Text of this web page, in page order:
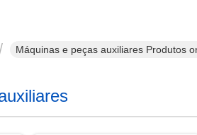
Máquinas e peças auxiliares Produtos